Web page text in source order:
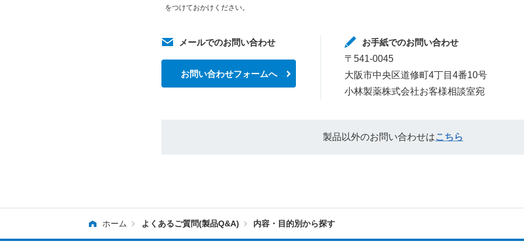
をつけておかけください。
メールでのお問い合わせ
お問い合わせフォームへ
お手紙でのお問い合わせ
〒541-0045
大阪市中央区道修町4丁目4番10号
小林製薬株式会社お客様相談室宛
製品以外のお問い合わせはこちら
ホーム よくあるご質問(製品Q&A) 内容・目的別から探す